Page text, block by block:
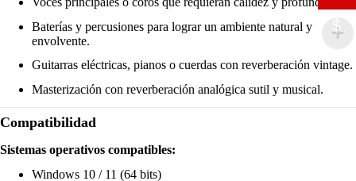
Baterías y percusiones para lograr un ambiente natural y
envolvente.
Guitarras eléctricas, pianos o cuerdas con reverberación vintage.
Masterización con reverberación analógica sutil y musical.
Compatibilidad
Sistemas operativos compatibles:
Windows 10 / 11 (64 bits)
$